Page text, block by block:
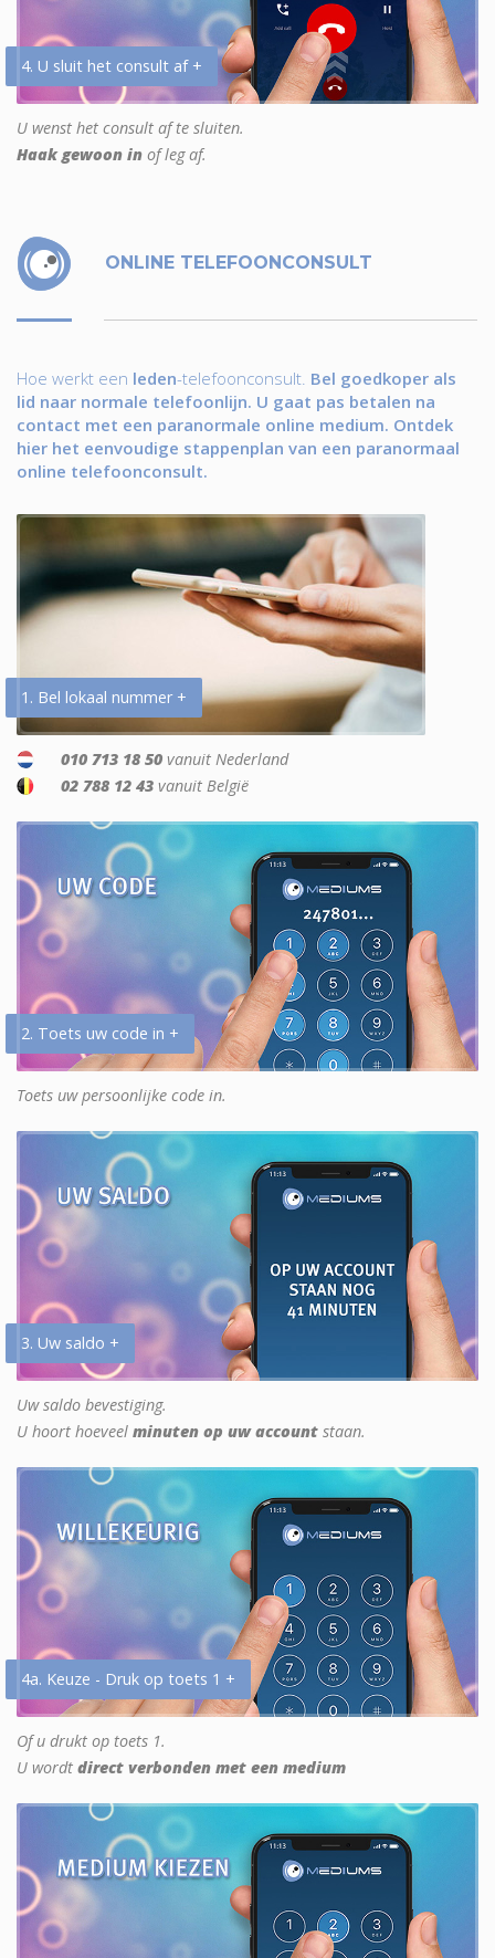
4. U sluit het consult af +
U wenst het consult af te sluiten.
Haak gewoon in of leg af.
ONLINE TELEFOONCONSULT
Hoe werkt een leden-telefoonconsult. Bel goedkoper als
lid naar normale telefoonlijn. U gaat pas betalen na
contact met een paranormale online medium. Ontdek
hier het eenvoudige stappenplan van een paranormaal
online telefoonconsult.
1. Bel lokaal nummer +
010 713 18 50 vanuit Nederland
02 788 12 43 vanuit België
2. Toets uw code in +
Toets uw persoonlijke code in.
3. Uw saldo +
Uw saldo bevestiging.
U hoort hoeveel minuten op uw account staan.
4a. Keuze - Druk op toets 1 +
Of u drukt op toets 1.
U wordt direct verbonden met een medium